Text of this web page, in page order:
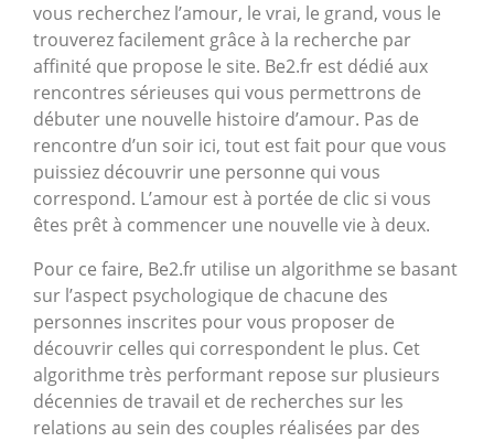
vous recherchez l’amour, le vrai, le grand, vous le
trouverez facilement grâce à la recherche par
affinité que propose le site. Be2.fr est dédié aux
rencontres sérieuses qui vous permettrons de
débuter une nouvelle histoire d’amour. Pas de
rencontre d’un soir ici, tout est fait pour que vous
puissiez découvrir une personne qui vous
correspond. L’amour est à portée de clic si vous
êtes prêt à commencer une nouvelle vie à deux.
Pour ce faire, Be2.fr utilise un algorithme se basant
sur l’aspect psychologique de chacune des
personnes inscrites pour vous proposer de
découvrir celles qui correspondent le plus. Cet
algorithme très performant repose sur plusieurs
décennies de travail et de recherches sur les
relations au sein des couples réalisées par des